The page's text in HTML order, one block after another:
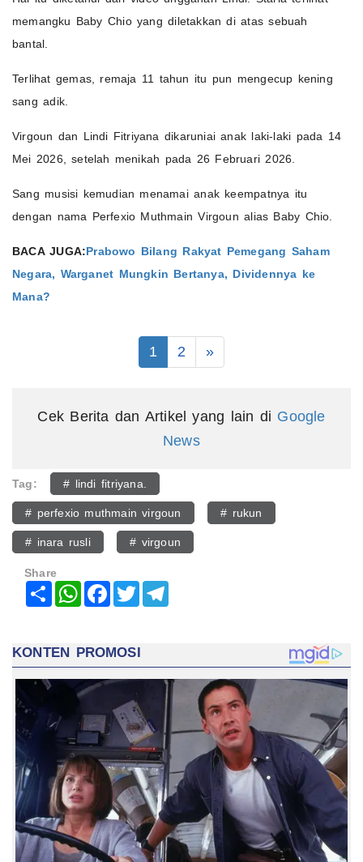
memangku Baby Chio yang diletakkan di atas sebuah
bantal.
Terlihat gemas, remaja 11 tahun itu pun mengecup kening
sang adik.
Virgoun dan Lindi Fitriyana dikaruniai anak laki-laki pada 14
Mei 2026, setelah menikah pada 26 Februari 2026.
Sang musisi kemudian menamai anak keempatnya itu
dengan nama Perfexio Muthmain Virgoun alias Baby Chio.
BACA JUGA:Prabowo Bilang Rakyat Pemegang Saham
Negara, Warganet Mungkin Bertanya, Dividennya ke
Mana?
1 2 »
Cek Berita dan Artikel yang lain di Google
News
Tag: # lindi fitriyana.
# perfexio muthmain virgoun # rukun
# inara rusli # virgoun
Share
Share WhatsAppFacebook
Twitter